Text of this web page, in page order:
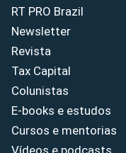
RT PRO Brazil
Newsletter
Revista
Tax Capital
Colunistas
E-books e estudos
Cursos e mentorias